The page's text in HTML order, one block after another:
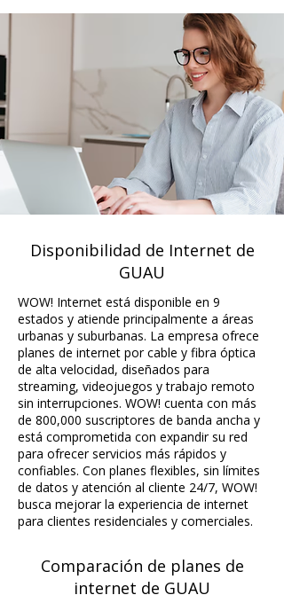
Disponibilidad de Internet de
GUAU
WOW! Internet está disponible en 9
estados y atiende principalmente a áreas
urbanas y suburbanas. La empresa ofrece
planes de internet por cable y fibra óptica
de alta velocidad, diseñados para
streaming, videojuegos y trabajo remoto
sin interrupciones. WOW! cuenta con más
de 800,000 suscriptores de banda ancha y
está comprometida con expandir su red
para ofrecer servicios más rápidos y
confiables. Con planes flexibles, sin límites
de datos y atención al cliente 24/7, WOW!
busca mejorar la experiencia de internet
para clientes residenciales y comerciales.
Comparación de planes de
internet de GUAU